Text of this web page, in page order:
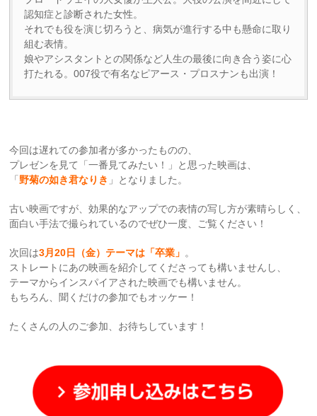
認知症と診断された女性。
それでも役を演じ切ろうと、病気が進行する中も懸命に取り
組む表情。
娘やアシスタントとの関係など人生の最後に向き合う姿に心
打たれる。007役で有名なピアース・プロスナンも出演！
今回は遅れての参加者が多かったものの、
プレゼンを見て「一番見てみたい！」と思った映画は、
「野菊の如き君なりき 」となりました。
古い映画ですが、効果的なアップでの表情の写し方が素晴らしく、
面白い手法で撮られているのでぜひ一度、ご覧ください！
次回は3月20日（金）テーマは「卒業」 。
ストレートにあの映画を紹介してくださっても構いませんし、
テーマからインスパイアされた映画でも構いません。
もちろん、聞くだけの参加でもオッケー！
たくさんの人のご参加、お待ちしています！